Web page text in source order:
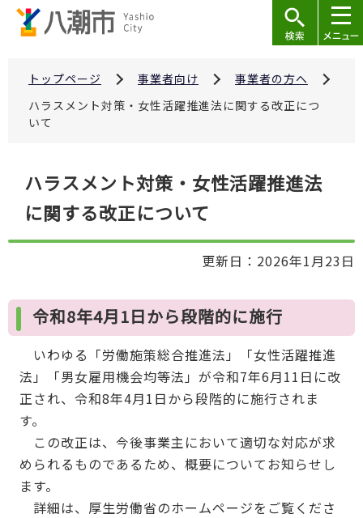
トップページ 事業者向け
事業者の方へ
ハラスメント対策・女性活躍推進法に関する改正につ
いて
ハラスメント対策・女性活躍推進法
に関する改正について
更新日：2026年1月23日
令和8年4月1日から段階的に施行
いわゆる「労働施策総合推進法」「女性活躍推進
法」「男女雇用機会均等法」が令和7年6月11日に改
正され、令和8年4月1日から段階的に施行されま
す。
この改正は、今後事業主において適切な対応が求
められるものであるため、概要についてお知らせし
ます。
詳細は、厚生労働省のホームページをご覧くださ